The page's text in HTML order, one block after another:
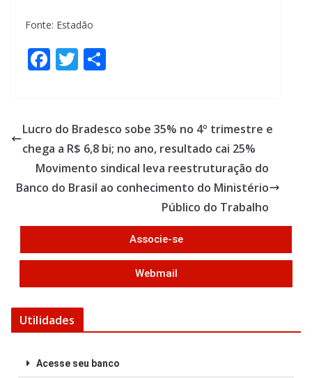
Fonte: Estadão
F
b
o
o
k
T
er e
Lucro do Bradesco sobe 35% no 4º trimestre e
chega a R$ 6,8 bi; no ano, resultado cai 25%
Movimento sindical leva reestruturação do
Banco do Brasil ao conhecimento do Ministério
Público do Trabalho
Associe-se
Webmail
Utilidades
Acesse seu banco